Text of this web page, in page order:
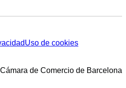
Uso de cookies
de Comercio de Barcelona